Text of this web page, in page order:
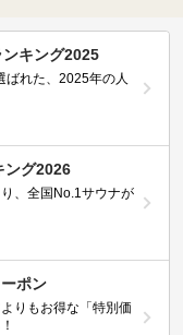
キング2025
ばれた、2025年の人
ング2026
、全国No.1サウナが
ポン
りもお得な「特別価